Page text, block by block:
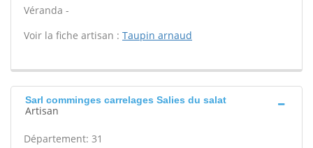
Véranda -
Voir la fiche artisan : Taupin arnaud
Sarl comminges carrelages Salies du salat
Artisan
Département: 31